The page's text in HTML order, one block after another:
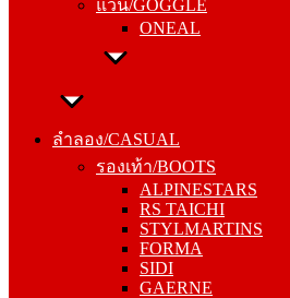
แว่น/GOGGLE
ONEAL
ลำลอง/CASUAL
รองเท้า/BOOTS
ALPINESTARS
RS TAICHI
STYLMARTINS
FORMA
SIDI
GAERNE
ลำลอง/CASUAL
ALPINESTARS
RS TAICHI
STYLMARTINS
FORMA
SIDI
GAERNE